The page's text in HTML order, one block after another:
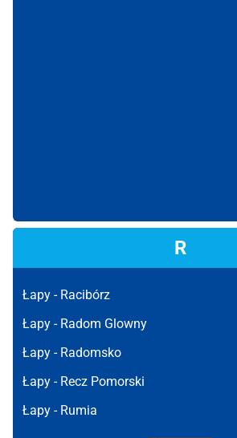
R
Łapy - Racibórz
Łapy - Radom Glowny
Łapy - Radomsko
Łapy - Recz Pomorski
Łapy - Rumia